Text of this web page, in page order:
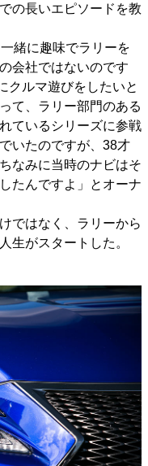
の長いエピソードを教
緒に趣味でラリーを
会社ではないのです
クルマ遊びをしたいと
て、ラリー部門のある
ているシリーズに参戦
いたのですが、38才
なみに当時のナビはそ
たんですよ」とオーナ
ではなく、ラリーから
生がスタートした。